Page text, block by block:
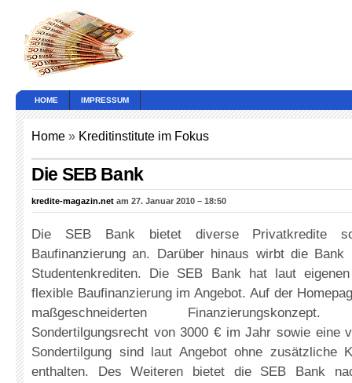
HOME IMPRESSUM
Home » Kreditinstitute im Fokus
Die SEB Bank
kredite-magazin.net am 27. Januar 2010 – 18:50
Die SEB Bank bietet diverse Privatkredite
Baufinanzierung an. Darüber hinaus wirbt die
Studentenkrediten. Die SEB Bank hat laut
flexible Baufinanzierung im Angebot. Auf der
maßgeschneiderten
Sondertilgungsrecht von 3000 € im Jahr sowie eine
Sondertilgung sind laut Angebot ohne zusätzliche
enthalten. Des Weiteren bietet die SEB Bank